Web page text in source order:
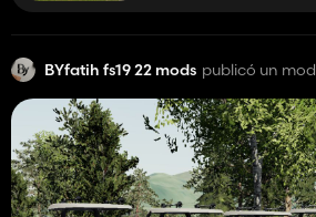
BYfatih fs19 22 mods publicó un mod